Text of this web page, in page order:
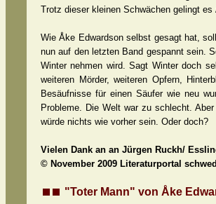
Trotz dieser kleinen Schwächen gelingt
Wie Åke Edwardson selbst gesagt hat,
nun auf den letzten Band gespannt sein.
Winter nehmen wird. Sagt Winter doch
weiteren Mörder, weiteren Opfern,
Besäufnisse für einen Säufer wie neu
Probleme. Die Welt war zu schlecht.
würde nichts wie vorher sein. Oder doch?
Vielen Dank an an Jürgen Ruckh/
© November 2009 Literaturportal
"Toter Mann" von Åke